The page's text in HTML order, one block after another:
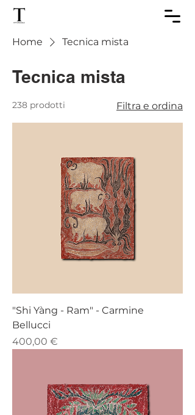
Home Tecnica mista
Tecnica mista
238 prodotti Filtra e ordina
"Shi Yàng - Ram" - Carmine
Bellucci
Prezzo
400,00 €